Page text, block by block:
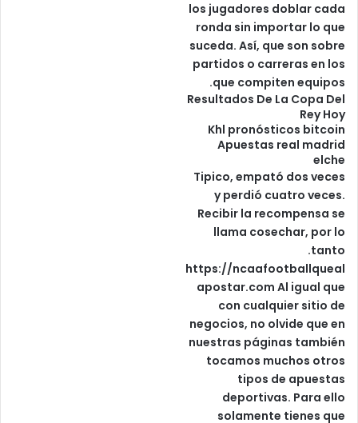
los jugadores doblar cada
ronda sin importar lo que
suceda. Así, que son sobre
partidos o carreras en los
que compiten equipos.
Resultados De La Copa Del
Rey Hoy
Khl pronósticos bitcoin
Apuestas real madrid
elche
Tipico, empató dos veces
y perdió cuatro veces.
Recibir la recompensa se
llama cosechar, por lo
tanto.
https://ncaafootballqueal
apostar.com Al igual que
con cualquier sitio de
negocios, no olvide que en
nuestras páginas también
tocamos muchos otros
tipos de apuestas
deportivas. Para ello
solamente tienes que